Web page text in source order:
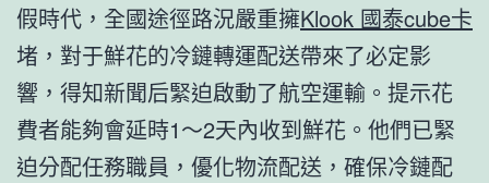
假時代，全國途徑路況嚴重擁Klook 國泰cube卡
堵，對于鮮花的冷鏈轉運配送帶來了必定影
響，得知新聞后緊迫啟動了航空運輸。提示花
費者能夠會延時1～2天內收到鮮花。他們已緊
迫分配任務職員，優化物流配送，確保冷鏈配